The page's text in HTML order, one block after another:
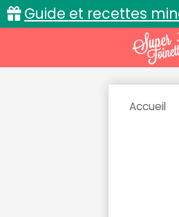
Guide et recettes
Accueil